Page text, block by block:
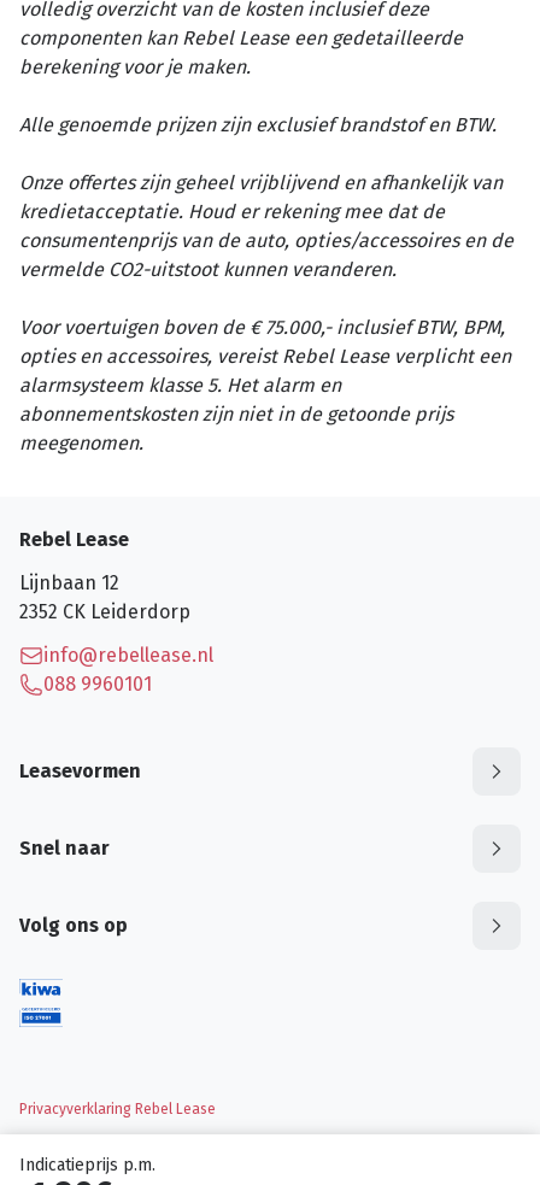
Indicatieprijs p.m.
volledig overzicht van de kosten inclusief deze
componenten kan Rebel Lease een gedetailleerde
berekening voor je maken.
Alle genoemde prijzen zijn exclusief brandstof en BTW.
Onze offertes zijn geheel vrijblijvend en afhankelijk van
kredietacceptatie. Houd er rekening mee dat de
consumentenprijs van de auto, opties/accessoires en de
vermelde CO2-uitstoot kunnen veranderen.
Voor voertuigen boven de € 75.000,- inclusief BTW, BPM,
opties en accessoires, vereist Rebel Lease verplicht een
alarmsysteem klasse 5. Het alarm en
abonnementskosten zijn niet in de getoonde prijs
meegenomen.
Rebel Lease
Lijnbaan 12
2352 CK Leiderdorp
info@rebellease.nl
088 9960101
Leasevormen
Snel naar
Volg ons op
Privacyverklaring Rebel Lease